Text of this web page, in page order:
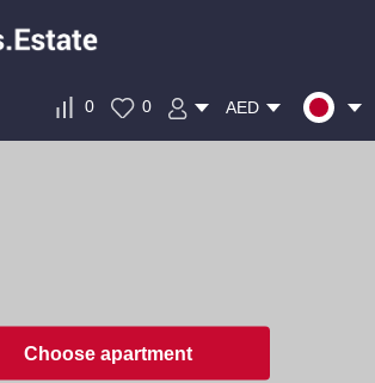
0 0 AED
Choose apartment